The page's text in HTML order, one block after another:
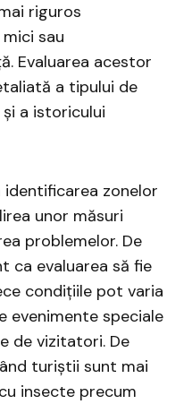
riguros
sau
Evaluarea acestor
a tipului de
a istoricului
zonelor
unor măsuri
problemelor. De
ca evaluarea să fie
condițiile pot varia
evenimente speciale
de vizitatori. De
turiștii sunt mai
insecte precum